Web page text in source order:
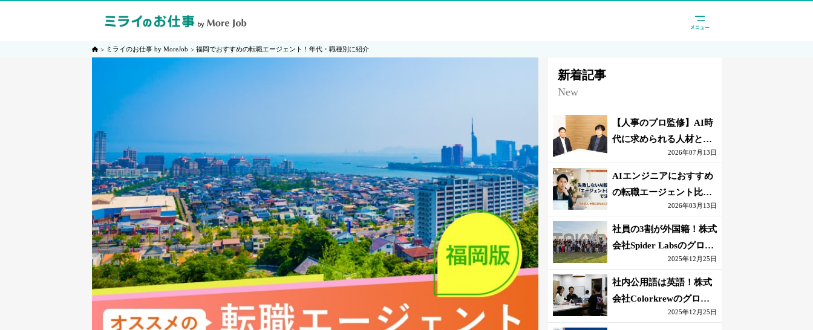
ミライのお仕事 by MoreJob 福岡でおすすめの転職エージェント！年代・職種別に紹介
新着記事
New
【人事のプロ監修】AI時
代に求められる人材と
は？「代替されない人」
の条件
2026年07月13日
AIエンジニアにおすすめ
の転職エージェント比較
｜失敗しない選び方【採
点表つき】
2026年03月13日
社員の3割が外国籍！株式
会社Spider Labsのグロー
2025年12月25日
社内公用語は英語！株式
会社Colorkrewのグロー
バルかつ若手が輝く環境
2025年12月25日